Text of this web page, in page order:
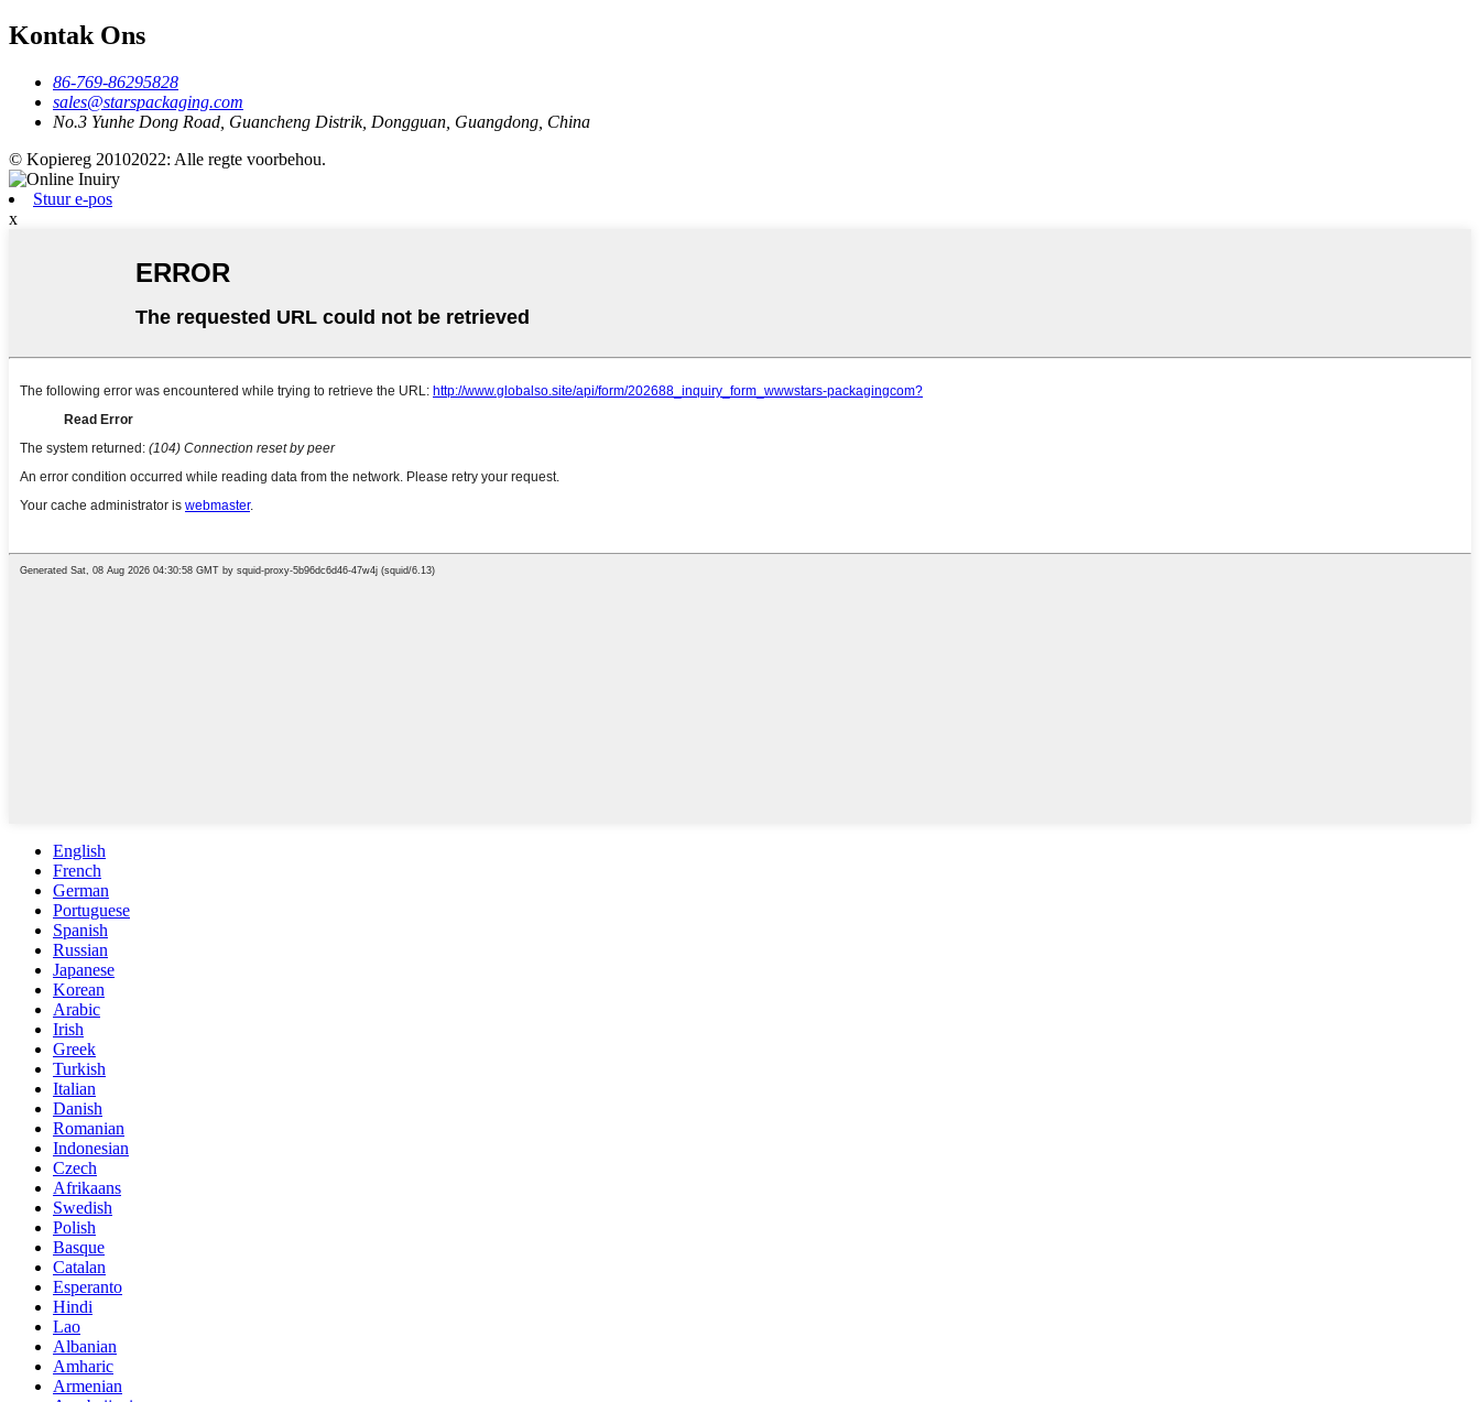
Kontak Ons
86-769-86295828
sales@starspackaging.com
No.3 Yunhe Dong Road, Guancheng Distrik, Dongguan, Guangdong, China
© Kopiereg 20102022: Alle regte voorbehou.
Stuur e-pos
x
English
French
German
Portuguese
Spanish
Russian
Japanese
Korean
Arabic
Irish
Greek
Turkish
Italian
Danish
Romanian
Indonesian
Czech
Afrikaans
Swedish
Polish
Basque
Catalan
Esperanto
Hindi
Lao
Albanian
Amharic
Armenian